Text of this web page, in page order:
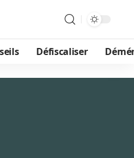
Défiscaliser